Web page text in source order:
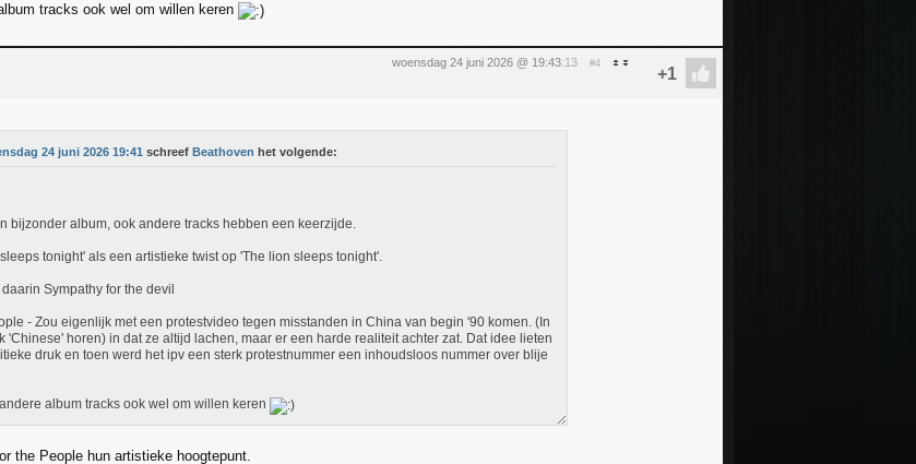
tracks ook wel om willen keren
woensdag 24 juni 2026 @ 19:43:13 #4
24 juni 2026 19:41 schreef Beathoven het volgende:
bijzonder album, ook andere tracks hebben een keerzijde.
tonight' als een artistieke twist op 'The lion sleeps tonight'.
Sympathy for the devil
- Zou eigenlijk met een protestvideo tegen misstanden in China van begin '90 komen. (In
'Chinese' horen) in dat ze altijd lachen, maar er een harde realiteit achter zat. Dat idee lieten
druk en toen werd het ipv een sterk protestnummer een inhoudsloos nummer over blije
album tracks ook wel om willen keren
the People hun artistieke hoogtepunt.